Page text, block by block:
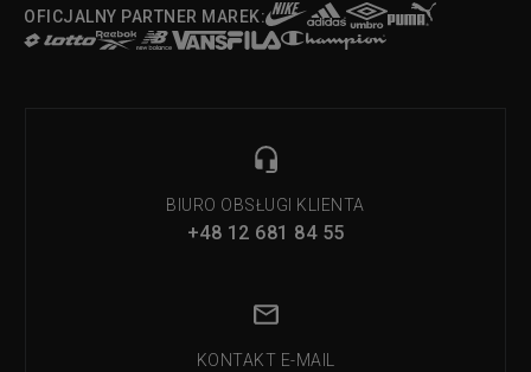
OFICJALNY PARTNER MAREK:
BIURO OBSŁUGI KLIENTA
+48 12 681 84 55
KONTAKT E-MAIL